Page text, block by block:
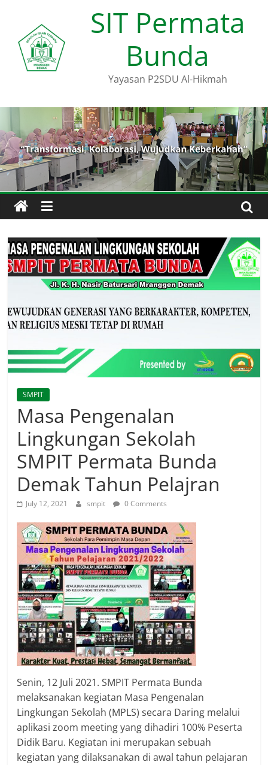
content
SIT Permata
Bunda
Yayasan P2SDU Al-Hikmah
SMPIT
Masa Pengenalan
Lingkungan Sekolah
SMPIT Permata Bunda
Demak Tahun Pelajran
July 12, 2021 smpit 0 Comments
Senin, 12 Juli 2021. SMPIT Permata Bunda
melaksanakan kegiatan Masa Pengenalan
Lingkungan Sekolah (MPLS) secara Daring melalui
aplikasi zoom meeting yang dihadiri 100% Peserta
Didik Baru. Kegiatan ini merupakan sebuah
kegiatan yang dilaksanakan di awal tahun pelajaran